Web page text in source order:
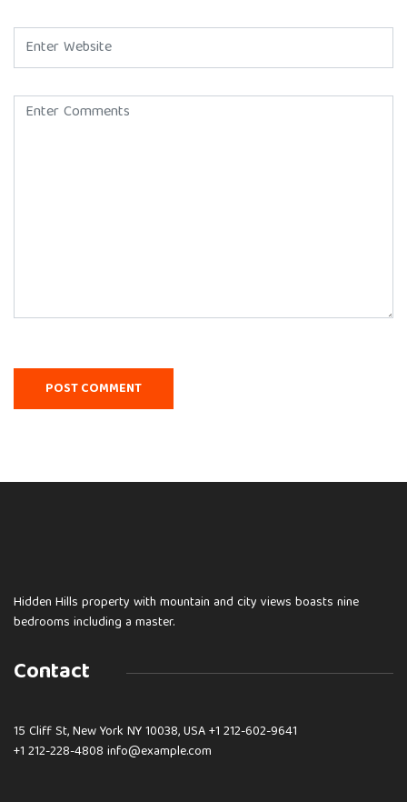
Hidden Hills property with mountain and city views boasts nine
bedrooms including a master.
Contact
15 Cliff St, New York NY 10038, USA+1 212-602-9641
+1 212-228-4808 info@example.com